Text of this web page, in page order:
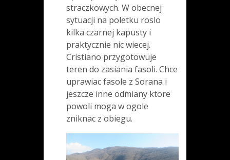
straczkowych. W obecnej
sytuacji na poletku roslo
kilka czarnej kapusty i
praktycznie nic wiecej.
Cristiano przygotowuje
teren do zasiania fasoli. Chce
uprawiac fasole z Sorana i
jeszcze inne odmiany ktore
powoli moga w ogole
zniknac z obiegu.